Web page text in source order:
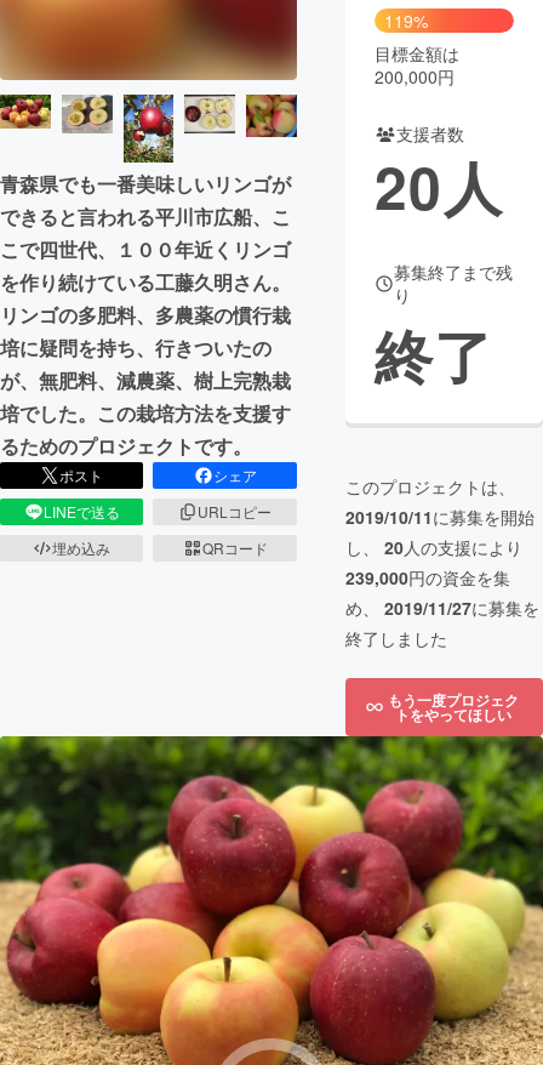
CAMPFIRE for Social Good CAMPFIRE Creation
CAMPFIREふるさと納税machi-ya コミュニティ
青森県でも一番美味しいリンゴが
できると言われる平川市広船、こ
こで四世代、１００年近くリンゴ
を作り続けている工藤久明さん。
リンゴの多肥料、多農薬の慣行栽
培に疑問を持ち、行きついたの
が、無肥料、減農薬、樹上完熟栽
培でした。この栽培方法を支援す
るためのプロジェクトです。
ポスト
シェア
LINEで送る
URLコピー
埋め込み
QRコード
119%
目標金額は
200,000円
支援者数
20人
募集終了まで残
り
終了
このプロジェクトは、
2019/10/11に募集を開始
し、 20人の支援により
239,000円の資金を集
め、 2019/11/27に募集を
終了しました
もう一度プロジェク
トをやってほしい